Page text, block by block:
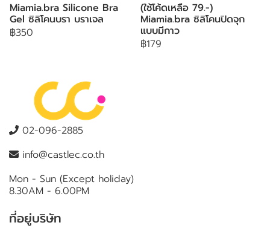
Miamia.bra Silicone Bra
Gel ซิลิโคนบรา บราเจล
฿350
(ใช้โค้ดเหลือ 79.-)
Miamia.bra ซิลิโคนปิดจุก
แบบมีกาว
฿179
02-096-2885
info@castlec.co.th
Mon - Sun (Except holiday)
8.30AM - 6.00PM
ที่อยู่บริษัท